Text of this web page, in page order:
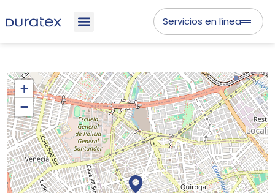
Servicios en línea
+
−